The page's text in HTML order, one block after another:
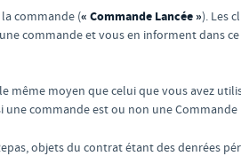
commande (« Commande Lancée »). Les
commande et vous en informent dans ce
même moyen que celui que vous avez
commande est ou non une Commande
objets du contrat étant des denrées